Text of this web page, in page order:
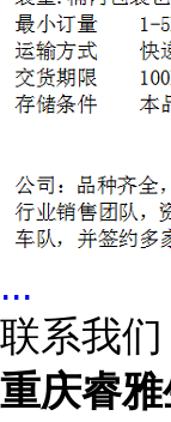
...
联系我们
重庆睿